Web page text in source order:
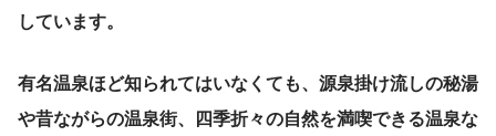
しています。
有名温泉ほど知られてはいなくても、源泉掛け流しの秘湯
や昔ながらの温泉街、四季折々の自然を満喫できる温泉な